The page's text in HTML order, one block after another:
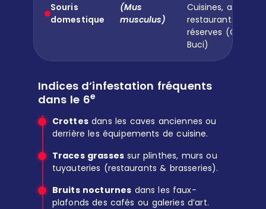
Souris
domestique
(Mus
musculus)
Cuisines, arrières
restaurants,
réserves (Odéon,
Buci)
Indices d’infestation fréquents
dans le 6e
Crottesdans les caves anciennes ou
derrière les équipements de cuisine.
Traces grassessur plinthes, murs ou
tuyauteries (restaurants & brasseries).
Bruits nocturnes dans les faux-
plafonds des cafés ou galeries d’art.